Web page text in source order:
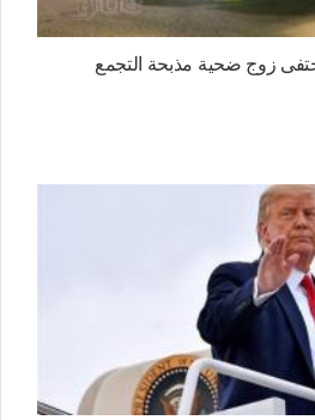
زوج ضحية مذبحة التجمع